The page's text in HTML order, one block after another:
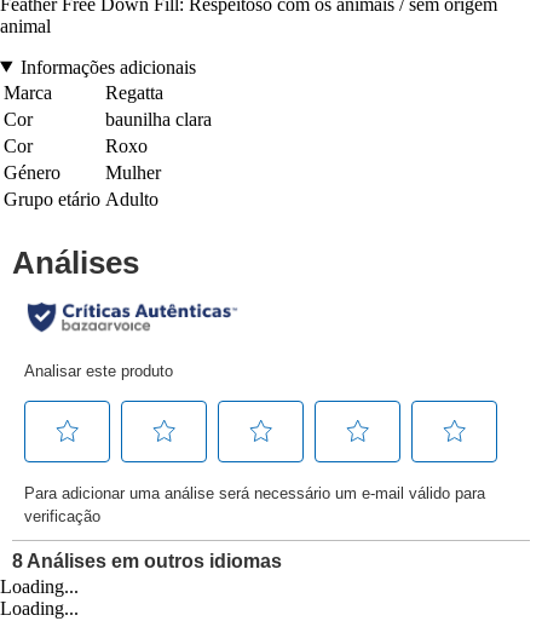
animal
Informações adicionais
Marca
Regatta
Cor
baunilha clara
Cor
Roxo
Género
Mulher
Grupo etário Adulto
Loading...
Loading...